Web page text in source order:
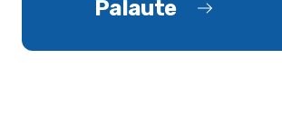
Palaute